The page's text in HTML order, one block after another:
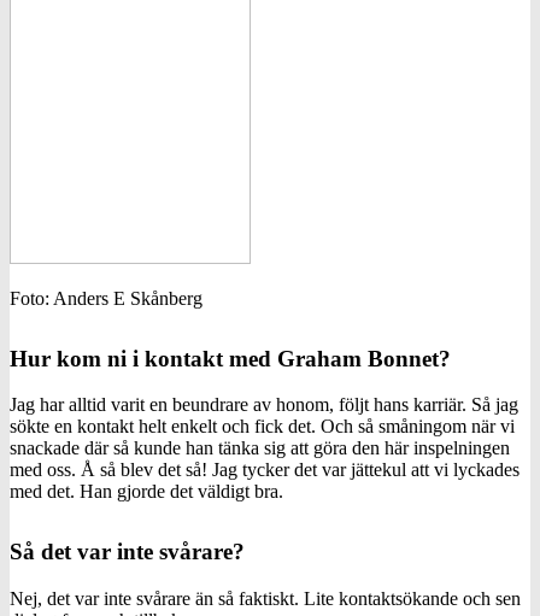
Foto: Anders E Skånberg
Hur kom ni i kontakt med Graham Bonnet?
Jag har alltid varit en beundrare av honom, följt hans karriär. Så jag
sökte en kontakt helt enkelt och fick det. Och så småningom när vi
snackade där så kunde han tänka sig att göra den här inspelningen
med oss. Å så blev det så! Jag tycker det var jättekul att vi lyckades
med det. Han gjorde det väldigt bra.
Så det var inte svårare?
Nej, det var inte svårare än så faktiskt. Lite kontaktsökande och sen